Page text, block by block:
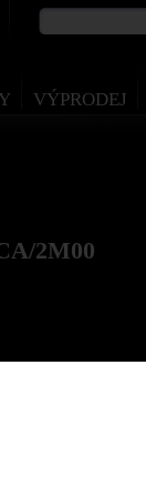
VÝPRODEJ
2M00